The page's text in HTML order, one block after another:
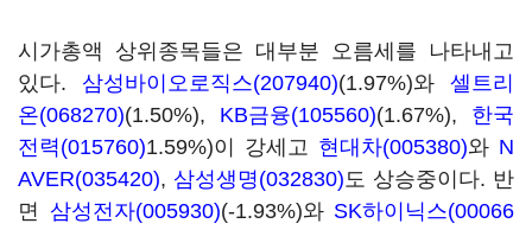
시가총액 상위종목들은 대부분 오름세를 나타내고
있다. 삼성바이오로직스(207940)(1.97%)와 셀트리
온(068270)(1.50%), KB금융(105560)(1.67%), 한국
전력(015760)1.59%)이 강세고 현대차(005380)와 N
AVER(035420), 삼성생명(032830)도 상승중이다. 반
면 삼성전자(005930)(-1.93%)와 SK하이닉스(00066